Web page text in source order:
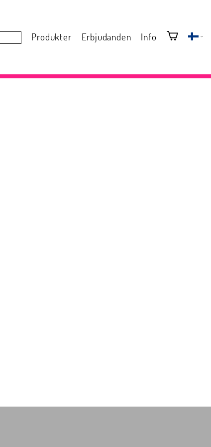
Produkter Erbjudanden Info